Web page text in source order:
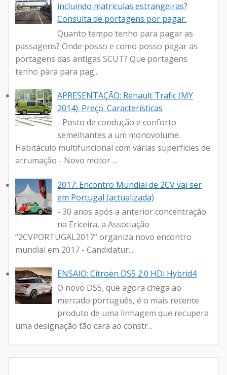
incluindo matriculas estrangeiras?
Consulta de portagens por pagar.
Quanto tempo tenho para pagar as
passagens? Onde posso e como posso pagar as
portagens das antigas SCUT? Que portagens
tenho para para pag...
APRESENTAÇÃO: Renault Trafic (MY
2014). Preço. Características
- Posto de condução e conforto
semelhantes a um monovolume.
Habitáculo multifuncional com várias superfícies de
arrumação - Novo motor ...
2017: Encontro Mundial de 2CV vai ser
em Portugal (actualizada)
- 30 anos após a anterior concentração
na Ericeira, a Associação
“2CVPORTUGAL2017” organiza novo encontro
mundial em 2017 - Candidatur...
ENSAIO: Citroën DS5 2.0 HDi Hybrid4
O novo DS5, que agora chega ao
mercado português, é o mais recente
produto de uma linhagem que recupera
uma designação tão cara ao constr...